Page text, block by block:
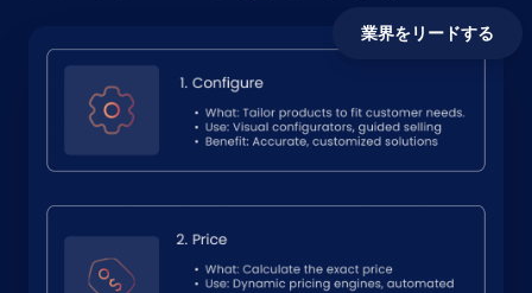
業界をリードする